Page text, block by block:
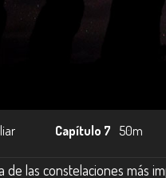
Capítulo 7 50m
de las constelaciones más